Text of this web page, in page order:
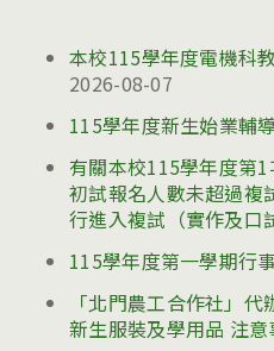
本校115學年度電機科
2026-08-07
115學年度新生始業輔
有關本校115學年度第
初試報名人數未超過複
行進入複試（實作及口
115學年度第一學期行
「北門農工合作社」
新生服裝及學用品 注意